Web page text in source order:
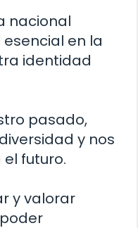
nacional
en la
identidad
pasado,
y nos
futuro.
y valorar